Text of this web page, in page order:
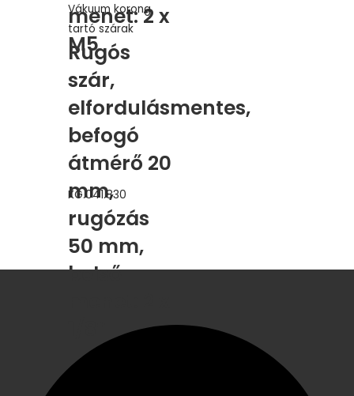
menet: 2 x
M5
Vákuum korong
tartó szárak
Rugós
szár,
elfordulásmentes,
befogó
átmérő 20
mm,
rugózás
50 mm,
belső
KG.041.830